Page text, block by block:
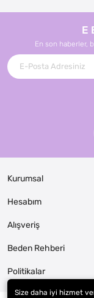
E
En son haberler,
Kurumsal
Hesabım
Alışveriş
Beden Rehberi
Politikalar
Size daha iyi hizmet